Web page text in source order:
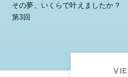
その夢、いくらで叶えましたか？
第3回